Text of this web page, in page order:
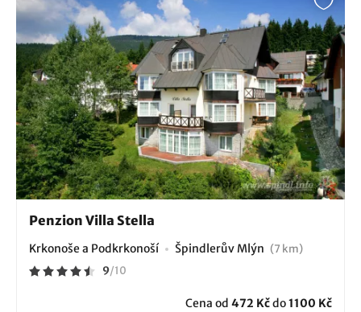
Penzion Villa Stella
Krkonoše a Podkrkonoší Špindlerův Mlýn (7 km)
9/10
Cena od 472 Kčdo1100 Kč